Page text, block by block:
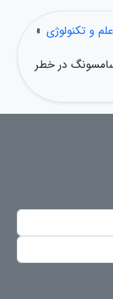
علم و تکنولوژی »
در خطر